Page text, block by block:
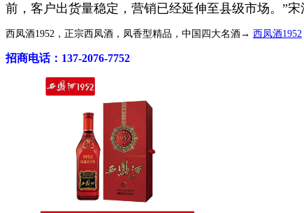
前，客户出货量稳定，营销已经延伸至县级市场。”
西凤酒1952，正宗西凤酒，凤香型精品，中国四大名酒→ 西凤酒1952
招商电话：137-2076-7752